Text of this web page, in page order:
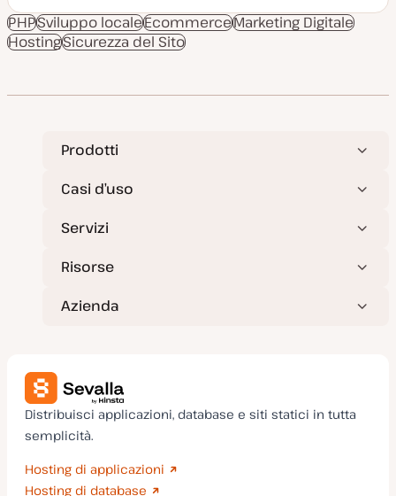
t
a
a
g
r
a
s
t
g
o
g
o
r
g
o
m
o
PHPSviluppo localeEcommerceMarketing Digitale
HostingSicurezza del Sito
Prodotti
Casi d’uso
Servizi
Risorse
Azienda
Distribuisci applicazioni, database e siti statici in tutta
semplicità.
Hosting di applicazioni
Hosting di database